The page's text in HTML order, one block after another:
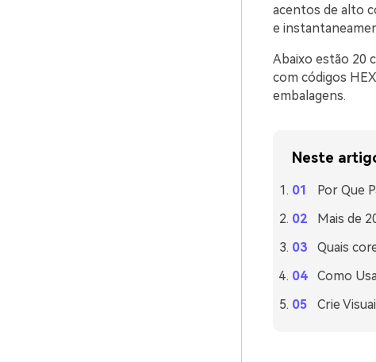
acentos de alto
e
Abaixo estão 20
com códigos
embalagens.
Neste
Por Que
Mais de
Quais
Como
Crie